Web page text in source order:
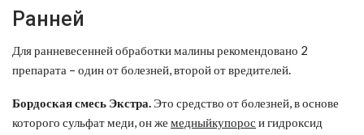
Ранней
Для ранневесенней обработки малины рекомендовано 2
препарата – один от болезней, второй от вредителей.
Бордоская смесь Экстра.Это средство от болезней, в основе
которого сульфат меди, он же медныйкупорос и гидроксид